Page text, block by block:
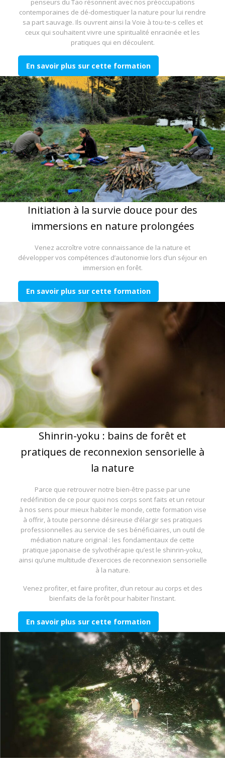
penseurs du Tao résonnent avec nos préoccupations
contemporaines de dé-domestiquer la nature pour lui rendre
sa part sauvage. Ils ouvrent ainsi la Voie à tou-te-s celles et
ceux qui souhaitent vivre une spiritualité enracinée et les
pratiques qui en découlent.
En savoir plus sur cette formation
Initiation à la survie douce pour des
immersions en nature prolongées
Venez accroître votre connaissance de la nature et
développer vos compétences d’autonomie lors d’un séjour en
immersion en forêt.
En savoir plus sur cette formation
Shinrin-yoku : bains de forêt et
pratiques de reconnexion sensorielle à
la nature
Parce que retrouver notre bien-être passe par une
redéfinition de ce pour quoi nos corps sont faits et un retour
à nos sens pour mieux habiter le monde, cette formation vise
à offrir, à toute personne désireuse d’élargir ses pratiques
professionnelles au service de ses bénéficiaires, un outil de
médiation nature original : les fondamentaux de cette
pratique japonaise de sylvothérapie qu’est le shinrin-yoku,
ainsi qu’une multitude d’exercices de reconnexion sensorielle
à la nature.
Venez profiter, et faire profiter, d’un retour au corps et des
bienfaits de la forêt pour habiter l’instant.
En savoir plus sur cette formation